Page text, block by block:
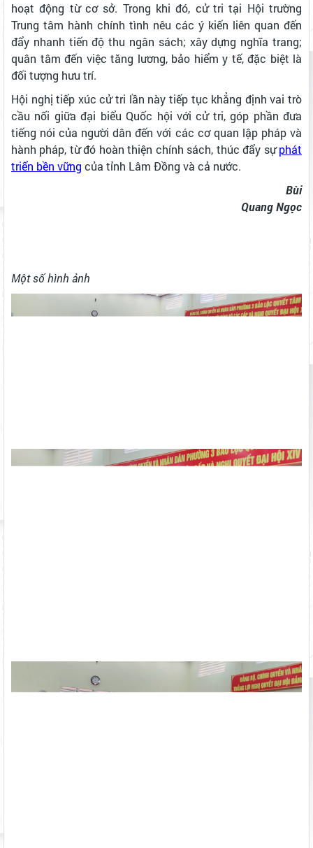
hoạt động từ cơ sở. Trong khi đó, cử tri tại Hội trường
Trung tâm hành chính tình nêu các ý kiến liên quan đến
đẩy nhanh tiến độ thu ngân sách; xây dựng nghĩa trang;
quân tâm đến việc tăng lương, bảo hiểm y tế, đặc biệt là
đối tượng hưu trí.
Hội nghị tiếp xúc cử tri lần này tiếp tục khẳng định vai trò
cầu nối giữa đại biểu Quốc hội với cử tri, góp phần đưa
tiếng nói của người dân đến với các cơ quan lập pháp và
hành pháp, từ đó hoàn thiện chính sách, thúc đẩy sựphát
triển bền vững của tỉnh Lâm Đồng và cả nước.
Bùi
Quang Ngọc
Một số hình ảnh